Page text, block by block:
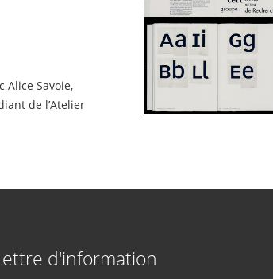
Alice Savoie,
de l’Atelier
d'information